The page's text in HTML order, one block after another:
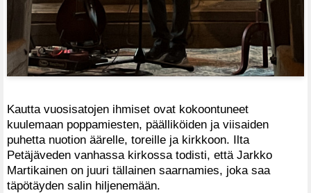
Kautta vuosisatojen ihmiset ovat kokoontuneet
kuulemaan poppamiesten, päälliköiden ja viisaiden
puhetta nuotion äärelle, toreille ja kirkkoon. Ilta
Petäjäveden vanhassa kirkossa todisti, että Jarkko
Martikainen on juuri tällainen saarnamies, joka saa
täpötäyden salin hiljenemään.